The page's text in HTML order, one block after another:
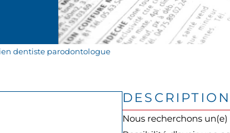
dentiste parodontologue
DESCRIPTION
Nous recherchons